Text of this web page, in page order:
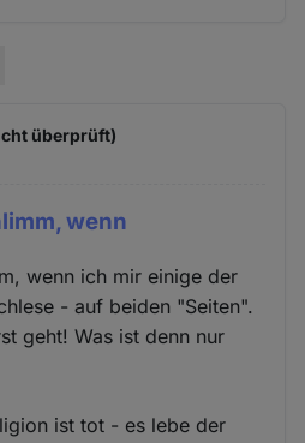
überprüft)
wenn
wenn ich mir einige der
- auf beiden "Seiten".
geht! Was ist denn nur
ist tot - es lebe der